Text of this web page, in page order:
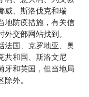
威、斯洛伐克和瑞
地防疫措施，有关信
交部网站找到。
法国、克罗地亚、奥
共和国、斯洛文尼
牙和英国，但当地局
外。